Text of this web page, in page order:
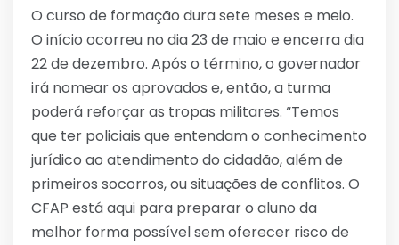
O curso de formação dura sete meses e meio.
O início ocorreu no dia 23 de maio e encerra dia
22 de dezembro. Após o término, o governador
irá nomear os aprovados e, então, a turma
poderá reforçar as tropas militares. “Temos
que ter policiais que entendam o conhecimento
jurídico ao atendimento do cidadão, além de
primeiros socorros, ou situações de conflitos. O
CFAP está aqui para preparar o aluno da
melhor forma possível sem oferecer risco de